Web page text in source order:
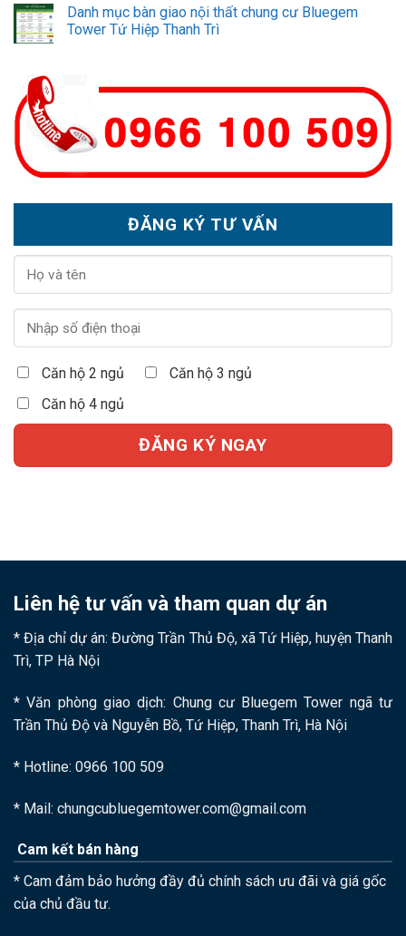
Danh mục bàn giao nội thất chung cư Bluegem
Tower Tứ Hiệp Thanh Trì
ĐĂNG KÝ TƯ VẤN
Căn hộ 2 ngủ
Căn hộ 3 ngủ
Căn hộ 4 ngủ
Liên hệ tư vấn và tham quan dự án
* Địa chỉ dự án: Đường Trần Thủ Độ, xã Tứ Hiệp, huyện Thanh
Trì, TP Hà Nội
* Văn phòng giao dịch: Chung cư Bluegem Tower ngã tư
Trần Thủ Độ và Nguyễn Bồ, Tứ Hiệp, Thanh Trì, Hà Nội
* Hotline: 0966 100 509
* Mail: chungcubluegemtower.com@gmail.com
Cam kết bán hàng
* Cam đảm bảo hưởng đầy đủ chính sách ưu đãi và giá gốc
của chủ đầu tư.